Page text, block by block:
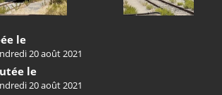
le
20 août 2021
le
20 août 2021